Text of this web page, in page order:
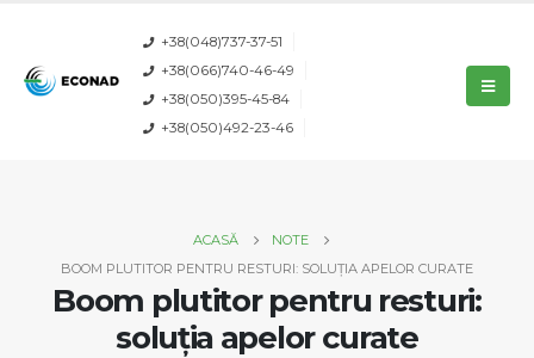
+38(048)737-37-51
+38(066)740-46-49
+38(050)395-45-84
+38(050)492-23-46
ACASĂ
NOTE
BOOM PLUTITOR PENTRU RESTURI: SOLUȚIA APELOR CURATE
Boom plutitor pentru resturi:
soluția apelor curate